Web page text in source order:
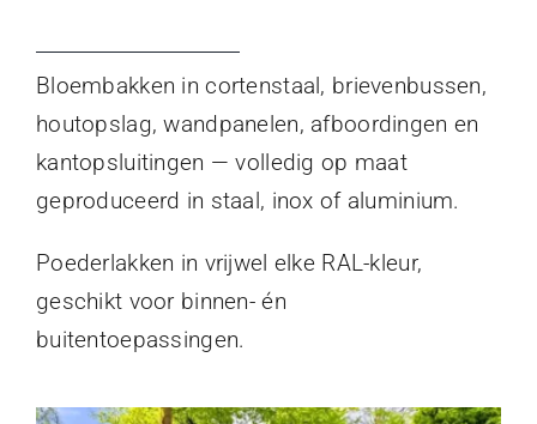
Bloembakken in cortenstaal, brievenbussen,
houtopslag, wandpanelen, afboordingen en
kantopsluitingen — volledig op maat
geproduceerd in staal, inox of aluminium.
Poederlakken in vrijwel elke RAL-kleur,
geschikt voor binnen- én
buitentoepassingen.